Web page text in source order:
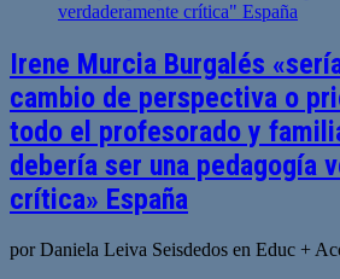
Irene Murcia Burgalés
cambio de perspectiva o
todo el profesorado y
debería ser una pedagogía
crítica» España
por Daniela Leiva Seisdedos en Educ +